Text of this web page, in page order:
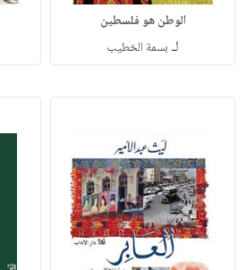
الوطن هو فلسطين
لـ بسمة الخطيب